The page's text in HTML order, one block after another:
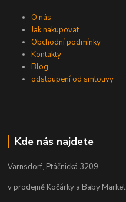
O nás
Jak nakupovat
Obchodní podmínky
Kontakty
Blog
odstoupení od smlouvy
Kde nás najdete
Varnsdorf, Ptáčnická 3209
v prodejně Kočárky a Baby Market